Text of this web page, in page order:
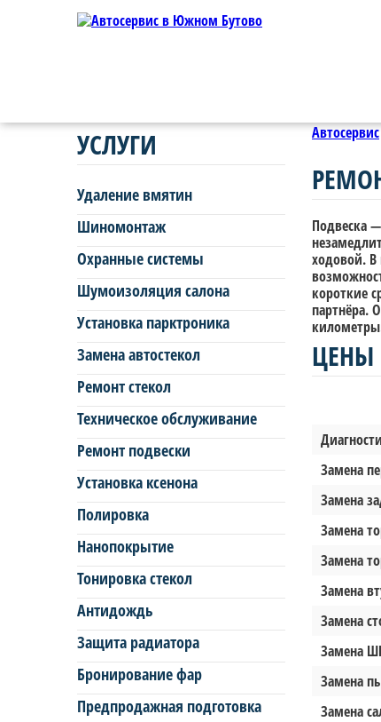
УСЛУГИ
Удаление вмятин
Шиномонтаж
Охранные системы
Шумоизоляция салона
Установка парктроника
Замена автостекол
Ремонт стекол
Техническое обслуживание
Ремонт подвески
Установка ксенона
Полировка
Нанопокрытие
Тонировка стекол
Антидождь
Защита радиатора
Бронирование фар
Предпродажная подготовка
Автосервис
Подвеска
ходовой. В
короткие
партнёра.
ЦЕНЫ
Замена
Замена
Замена
Замена
Замена
Замена
Замена
Замена
Замена